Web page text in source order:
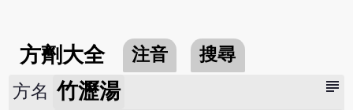
方劑大全 注音 搜尋
subject
方名 竹瀝湯